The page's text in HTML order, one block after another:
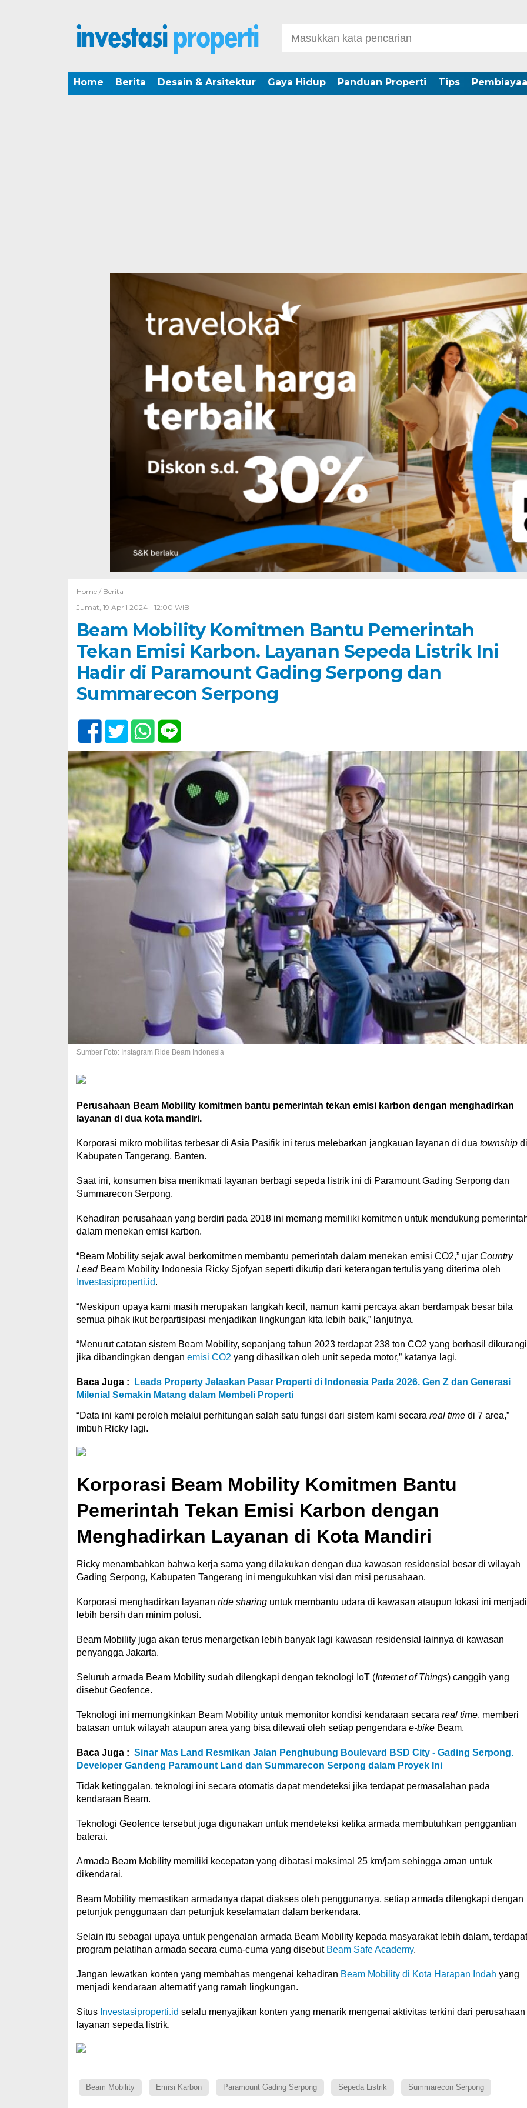
Home Berita Desain & Arsitektur Gaya Hidup Panduan Properti Tips
Home / Berita
Jumat, 19 April 2024 - 12:00 WIB
Beam Mobility Komitmen Bantu Pemerintah
Tekan Emisi Karbon. Layanan Sepeda Listrik Ini
Hadir di Paramount Gading Serpong dan
Summarecon Serpong
Sumber Foto: Instagram Ride Beam Indonesia
Perusahaan Beam Mobility komitmen bantu pemerintah tekan emisi karbon dengan menghadirkan
layanan di dua kota mandiri.
Korporasi mikro mobilitas terbesar di Asia Pasifik ini terus melebarkan jangkauan layanan di dua townshipdi
Kabupaten Tangerang, Banten.
Saat ini, konsumen bisa menikmati layanan berbagi sepeda listrik ini di Paramount Gading Serpong dan
Summarecon Serpong.
Kehadiran perusahaan yang berdiri pada 2018 ini memang memiliki komitmen untuk mendukung
dalam menekan emisi karbon.
“Beam Mobility sejak awal berkomitmen membantu pemerintah dalam menekan emisi CO2,” ujar Country
LeadBeam Mobility Indonesia Ricky Sjofyan seperti dikutip dari keterangan tertulis yang diterima oleh
Investasiproperti.id.
“Meskipun upaya kami masih merupakan langkah kecil, namun kami percaya akan berdampak besar bila
semua pihak ikut berpartisipasi menjadikan lingkungan kita lebih baik,” lanjutnya.
“Menurut catatan sistem Beam Mobility, sepanjang tahun 2023 terdapat 238 ton CO2 yang berhasil dikurangi
jika dibandingkan dengan emisi CO2 yang dihasilkan oleh unit sepeda motor,” katanya lagi.
Baca Juga :
Leads Property Jelaskan Pasar Properti di Indonesia Pada 2026. Gen Z dan Generasi
Milenial Semakin Matang dalam Membeli Properti
“Data ini kami peroleh melalui perhitungan salah satu fungsi dari sistem kami secara real timedi 7 area,”
imbuh Ricky lagi.
Korporasi Beam Mobility Komitmen Bantu
Pemerintah Tekan Emisi Karbon dengan
Menghadirkan Layanan di Kota Mandiri
Ricky menambahkan bahwa kerja sama yang dilakukan dengan dua kawasan residensial besar di wilayah
Gading Serpong, Kabupaten Tangerang ini mengukuhkan visi dan misi perusahaan.
Korporasi menghadirkan layanan ride sharinguntuk membantu udara di kawasan ataupun lokasi ini menjadi
lebih bersih dan minim polusi.
Beam Mobility juga akan terus menargetkan lebih banyak lagi kawasan residensial lainnya di kawasan
penyangga Jakarta.
Seluruh armada Beam Mobility sudah dilengkapi dengan teknologi IoT (Internet of Things) canggih yang
disebut Geofence.
Teknologi ini memungkinkan Beam Mobility untuk memonitor kondisi kendaraan secara real time, memberi
batasan untuk wilayah ataupun area yang bisa dilewati oleh setiap pengendara e-bikeBeam,
Baca Juga : Sinar Mas Land Resmikan Jalan Penghubung Boulevard BSD City - Gading Serpong.
Developer Gandeng Paramount Land dan Summarecon Serpong dalam Proyek Ini
Tidak ketinggalan, teknologi ini secara otomatis dapat mendeteksi jika terdapat permasalahan pada
kendaraan Beam.
Teknologi Geofence tersebut juga digunakan untuk mendeteksi ketika armada membutuhkan penggantian
baterai.
Armada Beam Mobility memiliki kecepatan yang dibatasi maksimal 25 km/jam sehingga aman untuk
dikendarai.
Beam Mobility memastikan armadanya dapat diakses oleh penggunanya, setiap armada dilengkapi dengan
petunjuk penggunaan dan petunjuk keselamatan dalam berkendara.
Selain itu sebagai upaya untuk pengenalan armada Beam Mobility kepada masyarakat lebih dalam, terdapat
program pelatihan armada secara cuma-cuma yang disebut Beam Safe Academy.
Jangan lewatkan konten yang membahas mengenai kehadiran Beam Mobility di Kota Harapan Indah yang
menjadi kendaraan alternatif yang ramah lingkungan.
Situs Investasiproperti.id selalu menyajikan konten yang menarik mengenai aktivitas terkini dari perusahaan
layanan sepeda listrik.
Beam Mobility Emisi Karbon Paramount Gading Serpong Sepeda Listrik Summarecon Serpong